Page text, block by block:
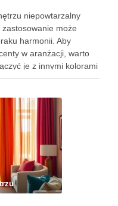
niepowtarzalny
zastosowanie może
harmonii. Aby
w aranżacji, warto
je z innymi kolorami
Dzięki tym